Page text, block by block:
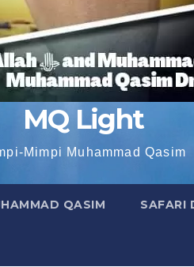
MQ Light
Mimpi Muhammad Qasim
QASIM SAFARI